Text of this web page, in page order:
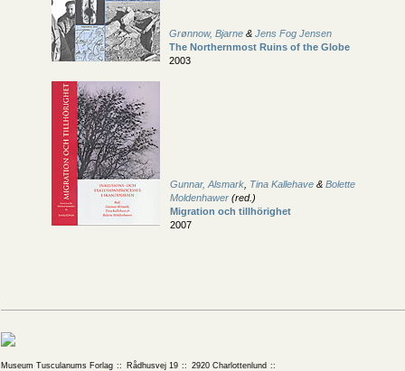
Grønnow, Bjarne & Jens Fog Jensen
The Northernmost Ruins of the Globe
2003
Gunnar, Alsmark Tina Kallehave & Bolette
Moldenhawer (red.)
Migration och tillhörighet
2007
Museum Tusculanums Forlag Rådhusvej 19
2920 Charlottenlund